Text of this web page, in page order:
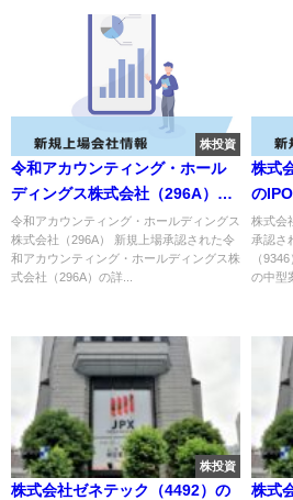
株投資
令和アカウンティング・ホール
ディングス株式会社（296A）の
IPO～初値予想と新規上場情報～
令和アカウンティング・ホールディングス
株式会社（296A） 新規上場承認された令
和アカウンティング・ホールディングス株
式会社（296A）の詳...
株式
の
～
株式会
承認さ
（
の中型
株投資
株式会社ゼネテック（4492）の
株式